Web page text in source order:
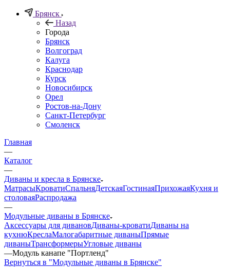
Брянск
Назад
Города
Брянск
Волгоград
Калуга
Краснодар
Курск
Новосибирск
Орел
Ростов-на-Дону
Санкт-Петербург
Смоленск
Главная
—
Каталог
—
Диваны и кресла в Брянске
МатрасыКроватиСпальняДетскаяГостинаяПрихожаяКухня и
столоваяРаспродажа
—
Модульные диваны в Брянске
Аксессуары для дивановДиваны-кроватиДиваны на
кухнюКреслаМалогабаритные диваныПрямые
диваныТрансформерыУгловые диваны
—Модуль канапе "Портленд"
Вернуться в "Модульные диваны в Брянске"